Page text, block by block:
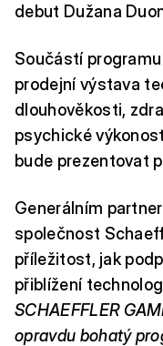
debut Dužana
Součástí
prodejní výstava
dlouhověkosti,
psychické
bude prezentovat
Generálním
společnost
příležitost, jak
přiblížení
SCHAEFFLER
opravdu bohatý